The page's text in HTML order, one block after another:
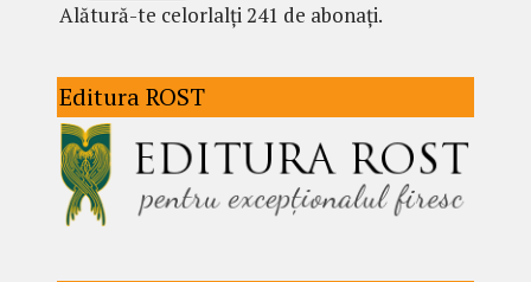
Alătură-te celorlalți 241 de abonați.
Editura ROST